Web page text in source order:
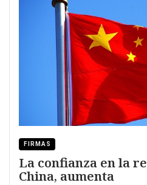
FIRMAS
La confianza en la
China, aumenta